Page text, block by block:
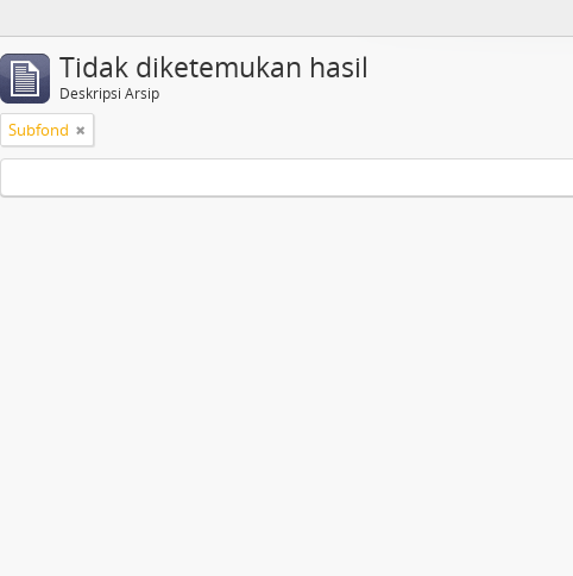
Tidak diketemukan hasil
Deskripsi Arsip
Subfond